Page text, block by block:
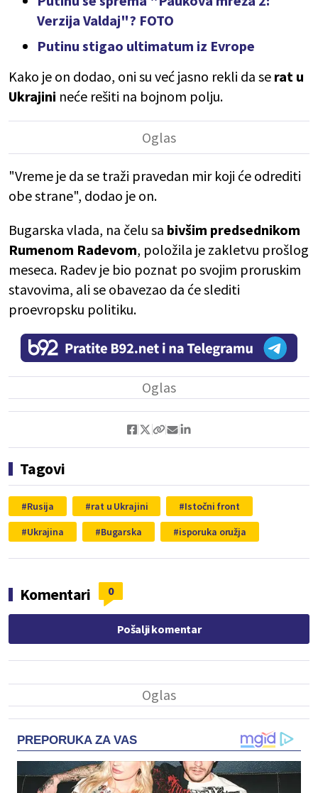
Verzija Valdaj"? FOTO
Putinu stigao ultimatum iz Evrope
Kako je on dodao, oni su već jasno rekli da se rat u
Ukrajini neće rešiti na bojnom polju.
"Vreme je da se traži pravedan mir koji će odrediti
obe strane", dodao je on.
Bugarska vlada, na čelu sa bivšim predsednikom
Rumenom Radevom, položila je zakletvu prošlog
meseca. Radev je bio poznat po svojim proruskim
stavovima, ali se obavezao da će slediti
proevropsku politiku.
Tagovi
Rusija rat u Ukrajini
Istočni front
Ukrajina
Bugarska isporuka oružja
Komentari 0
Pošalji komentar
PREPORUKA ZA VAS